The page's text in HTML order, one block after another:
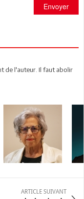
Envoyer
de l'auteur. Il faut abolir
ARTICLE SUIVANT